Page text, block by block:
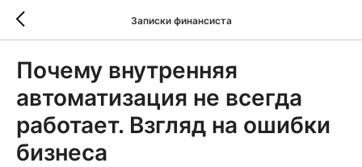
Записки финансиста
Почему внутренняя
автоматизация не всегда
работает. Взгляд на ошибки
бизнеса